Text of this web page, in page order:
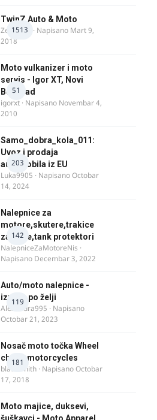
1513
TwinZ Auto & Moto
Zeljkamp · Napisano Mart 9,
2018
51
Moto vulkanizer i moto
servis - Igor XT, Novi
Beograd
igorxt · Napisano Novembar 4,
2010
203
Samo_dobra_kola_011:
Uvoz i prodaja
automobila iz EU
Luka9905 · NapisanoOctobar
14, 2024
142
Nalepnice za
motore,skutere,trakice
za felne,tank protektori
NalepniceZaMotoreNis ·
Napisano Decembar 3, 2022
119
Auto/moto nalepnice -
izrada po želji
Alexandra995 · Napisano
Octobar 21, 2023
181
Nosač moto točka Wheel
chock motorcycles
blacksmith · NapisanoOctobar
17, 2018
Moto majice, duksevi,
šuškavci - Moto Apparel